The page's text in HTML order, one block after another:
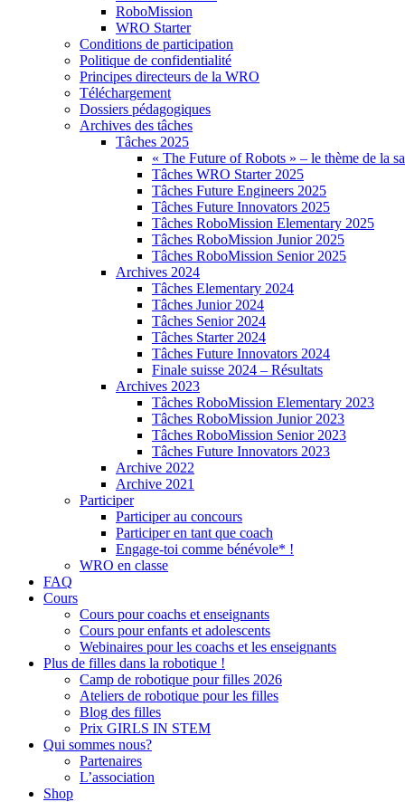
RoboMission
WRO Starter
Conditions de participation
Politique de confidentialité
Principes directeurs de la WRO
Téléchargement
Dossiers pédagogiques
Archives des tâches
Tâches 2025
« The Future of Robots » – le thème de la
Tâches WRO Starter 2025
Tâches Future Engineers 2025
Tâches Future Innovators 2025
Tâches RoboMission Elementary 2025
Tâches RoboMission Junior 2025
Tâches RoboMission Senior 2025
Archives 2024
Tâches Elementary 2024
Tâches Junior 2024
Tâches Senior 2024
Tâches Starter 2024
Tâches Future Innovators 2024
Finale suisse 2024 – Résultats
Archives 2023
Tâches RoboMission Elementary 2023
Tâches RoboMission Junior 2023
Tâches RoboMission Senior 2023
Tâches Future Innovators 2023
Archive 2022
Archive 2021
Participer
Participer au concours
Participer en tant que coach
Engage-toi comme bénévole* !
WRO en classe
FAQ
Cours
Cours pour coachs et enseignants
Cours pour enfants et adolescents
Webinaires pour les coachs et les enseignants
Plus de filles dans la robotique !
Camp de robotique pour filles 2026
Ateliers de robotique pour les filles
Blog des filles
Prix GIRLS IN STEM
Qui sommes nous?
Partenaires
L’association
Shop